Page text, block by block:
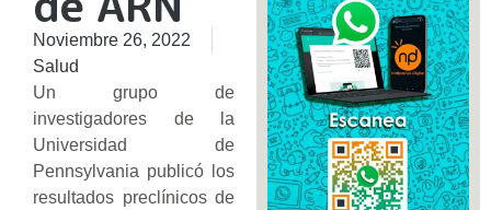
Noviembre 26, 2022
Salud
Un grupo de
investigadores de la
Universidad de
Pennsylvania publicó los
resultados preclínicos de